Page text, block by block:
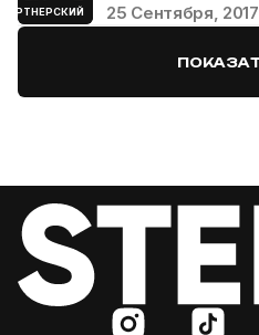
ПАРТНЕРСКИЙ 25 Сентября, 2017